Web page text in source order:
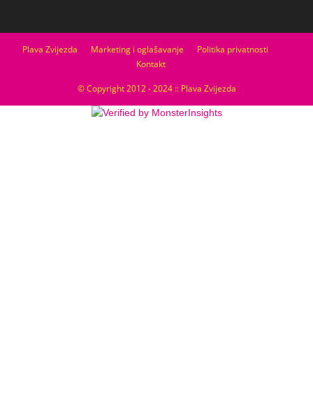
Plava Zvijezda Marketing i oglašavanje
Politika privatnosti
Kontakt
© Copyright 2012 - 2024 :: Plava Zvijezda